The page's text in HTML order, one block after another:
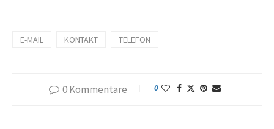
E-MAIL KONTAKT TELEFON
0 Kommentare 0